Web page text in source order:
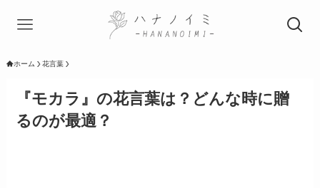
ホーム 花言葉
『モカラ』の花言葉は？どんな時に贈
るのが最適？